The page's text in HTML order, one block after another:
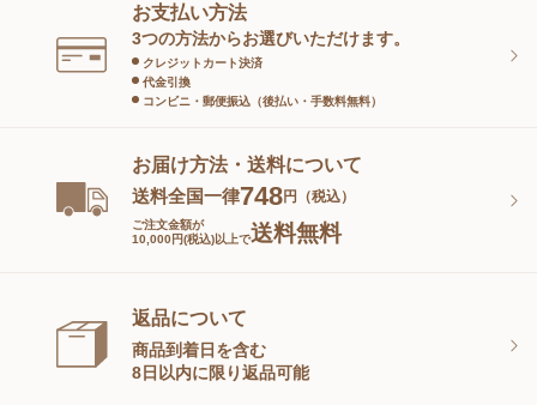
スキンケアグッズ
お支払い方法
3つの方法からお選びいただけます。
クレジットカート決済
代金引換
コンビニ・郵便振込（後払い・手数料無料）
お届け方法・送料について
送料全国一律748円（税込）
ご注文金額が
10,000円(税込)以上で送料無料
返品について
商品到着日を含む
8日以内に限り返品可能